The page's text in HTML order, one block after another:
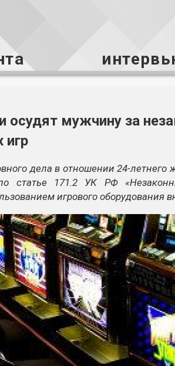
осудят мужчину за
игр
дела в отношении 24-летнего
статье 171.2 УК РФ
игрового оборудования